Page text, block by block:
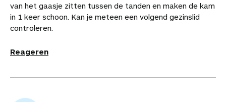
van het gaasje zitten tussen de tanden en maken de kam
in 1 keer schoon. Kan je meteen een volgend gezinslid
controleren.
Reageren